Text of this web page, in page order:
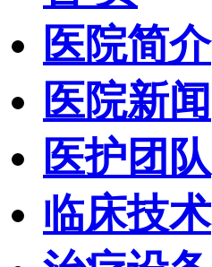
医院简介
医院新闻
医护团队
临床技术